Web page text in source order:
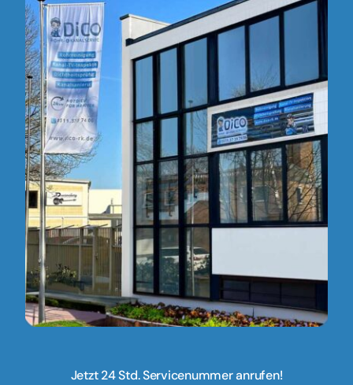
Jetzt 24 Std. Servicenummer anrufen!